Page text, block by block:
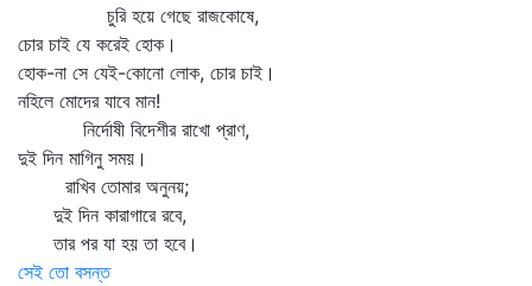
চুরি হয়ে গেছে রাজকোষে,
চোর চাই যে করেই হোক।
হোক-না সে যেই-কোনো লোক, চোর চাই।
নহিলে মোদের যাবে মান!
নির্দোষী বিদেশীর রাখো প্রাণ,
দুই দিন মাগিনু সময়।
রাখিব তোমার অনুনয়;
দুই দিন কারাগারে রবে,
তার পর যা হয় তা হবে।
সেই তো বসন্ত